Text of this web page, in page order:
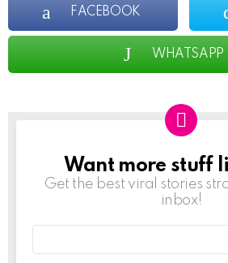
FACEBOOK
WHATSAPP
NEWSLETTER
Want more stuff
Get the best viral stories
inbox!